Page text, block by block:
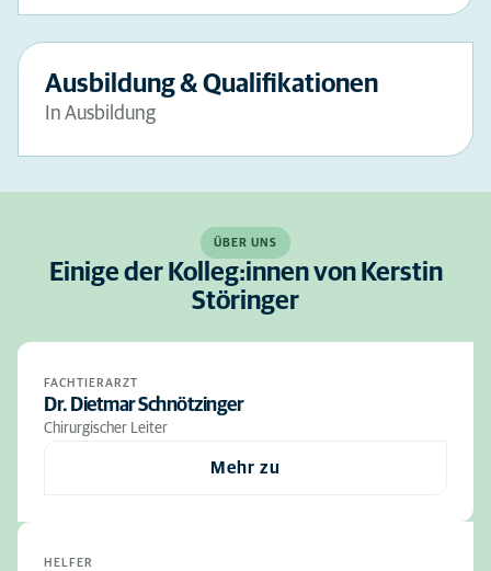
Ausbildung & Qualifikationen
In Ausbildung
ÜBER UNS
Einige der Kolleg:innen von Kerstin
Störinger
FACHTIERARZT
Dr. Dietmar Schnötzinger
Chirurgischer Leiter
Mehr zu
HELFER